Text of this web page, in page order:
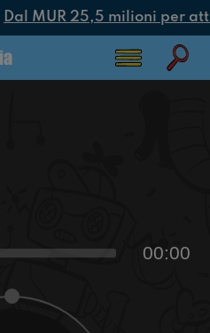
Dal MUR 25,5 milioni per
00:00